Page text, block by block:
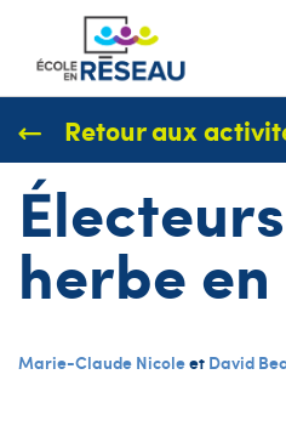
Retour aux
herbe
Marie-Claude Nicoleet David